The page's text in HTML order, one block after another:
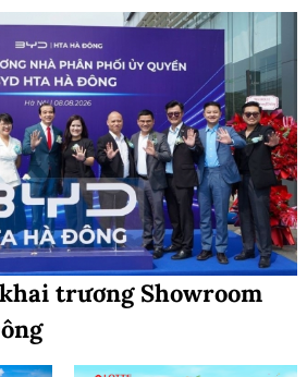
trương Showroom